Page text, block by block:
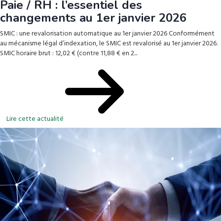
Paie / RH : l’essentiel des
changements au 1er janvier 2026
SMIC : une revalorisation automatique au 1er janvier 2026 Conformément
au mécanisme légal d’indexation, le SMIC est revalorisé au 1er janvier 2026.
SMIC horaire brut : 12,02 € (contre 11,88 € en 2...
Lire cette actualité